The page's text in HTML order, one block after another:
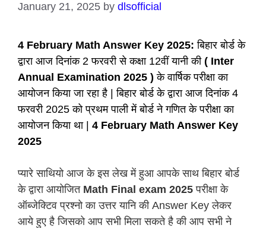
January 21, 2025 by dlsofficial
4 February Math Answer Key 2025: बिहार बोर्ड के
द्वारा आज दिनांक 2 फरवरी से कक्षा 12वीं यानी की( Inter
Annual Examination 2025 ) के वार्षिक परीक्षा का
आयोजन किया जा रहा है | बिहार बोर्ड के द्वारा आज दिनांक 4
फरवरी 2025 को प्रथम पाली में बोर्ड ने गणित के परीक्षा का
आयोजन किया था | 4 February Math Answer Key
2025
प्यारे साथियो आज के इस लेख में हुआ आपके साथ बिहार बोर्ड
के द्वारा आयोजितMath Final exam 2025 परीक्षा के
ऑब्जेक्टिव प्रश्नो का उत्तर यानि की Answer Key लेकर
आये हुए है जिसको आप सभी मिला सकते है की आप सभी ने